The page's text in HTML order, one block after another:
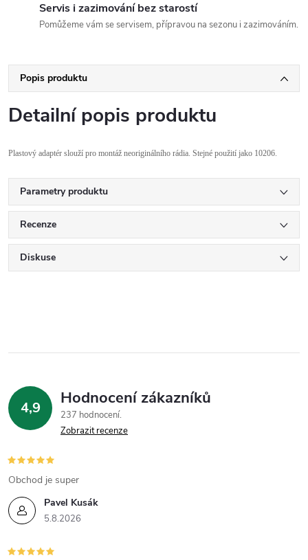
Servis i zazimování bez starostí
Pomůžeme vám se servisem, přípravou na sezonu i zazimováním.
Popis produktu
Detailní popis produktu
Plastový adaptér slouží pro montáž neoriginálního rádia. Stejné použití jako 10206.
Parametry produktu
Recenze
Diskuse
4,9 Hodnocení zákazníků
237 hodnocení
Zobrazit recenze
Pavel Kusák
5.8.2026
Obchod je super